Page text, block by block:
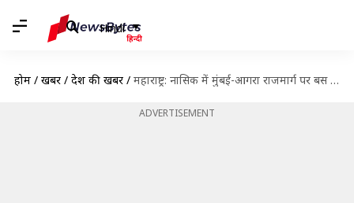
Hindi
होम / खबरें / देश की खबरें / महाराष्ट्र: नासिक में मुंबई-आगरा राजमार्ग पर बस और ट्रक की टक्कर, 10 की मौत
ADVERTISEMENT